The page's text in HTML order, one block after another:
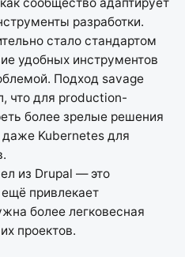
сообщество адаптирует
разработки.
стало стандартом
удобных инструментов
Подход savage
что для production-
более зрелые решения
даже Kubernetes для
из Drupal — это
ещё привлекает
более легковесная
проектов.